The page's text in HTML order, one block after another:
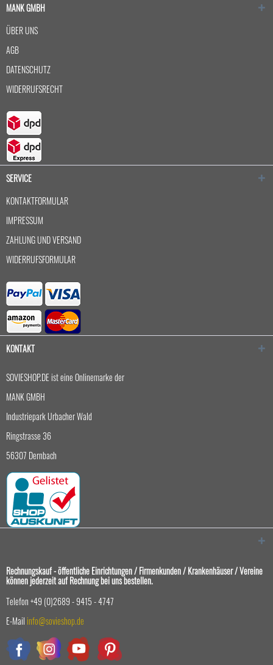
MANK GMBH
ÜBER UNS
AGB
DATENSCHUTZ
WIDERRUFSRECHT
SERVICE
KONTAKTFORMULAR
IMPRESSUM
ZAHLUNG UND VERSAND
WIDERRUFSFORMULAR
KONTAKT
SOVIESHOP.DE ist eine Onlinemarke der
MANK GMBH
Industriepark Urbacher Wald
Ringstrasse 36
56307 Dernbach
Rechnungskauf - öffentliche Einrichtungen / Firmenkunden / Krankenhäuser / Vereine
können jederzeit auf Rechnung bei uns bestellen.
Telefon +49 (0)2689 - 9415 - 4747
E-Mail info@sovieshop.de